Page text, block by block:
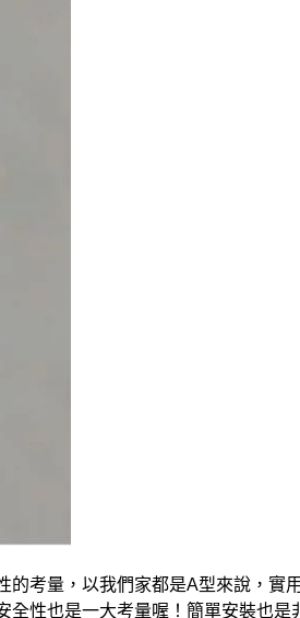
考量，以我們家都是A型來說，
性也是一大考量喔！簡單安裝也是